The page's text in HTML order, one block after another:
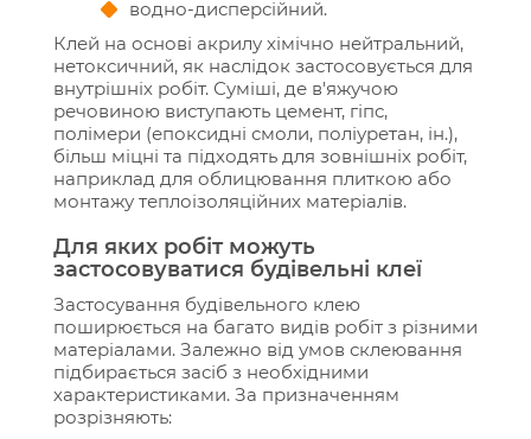
водно-дисперсійний.
Клей на основі акрилу хімічно нейтральний,
нетоксичний, як наслідок застосовується для
внутрішніх робіт. Суміші, де в'яжучою
речовиною виступають цемент, гіпс,
полімери (епоксидні смоли, поліуретан, ін.),
більш міцні та підходять для зовнішніх робіт,
наприклад для облицювання плиткою або
монтажу теплоізоляційних матеріалів.
Для яких робіт можуть
застосовуватися будівельні клеї
Застосування будівельного клею
поширюється на багато видів робіт з різними
матеріалами. Залежно від умов склеювання
підбирається засіб з необхідними
характеристиками. За призначенням
розрізняють: